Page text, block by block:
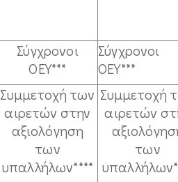
Σύγχρονοι
ΟΕΥ***
Σύγχρονοι
ΟΕΥ***
Συμμετοχή των
αιρετών στην
αξιολόγηση
των
υπαλλήλων****
Συμμετοχή
αιρετών
των